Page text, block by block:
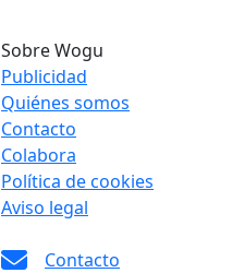
Sobre Wogu
Publicidad
Quiénes somos
Contacto
Colabora
Política de cookies
Aviso legal
Contacto